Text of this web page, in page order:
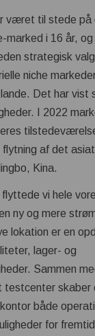
været til stede på
marked i 16 år,
strategisk
niche
Det har vist
I 2022
flytning af det
Kina.
vi hele
ny og mere
lokation er en
lager- og
Sammen
skaber
både
for